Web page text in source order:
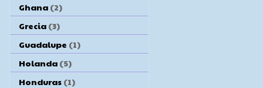
Ghana (2)
Grecia (3)
Guadalupe (1)
Holanda (5)
Honduras (1)